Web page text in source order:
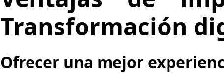
Transformación
Ofrecer una mejor